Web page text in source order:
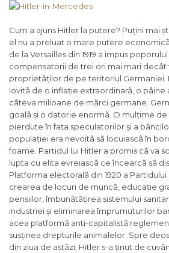
Cum a ajuns Hitler la putere? Puțini mai
el nu a preluat o mare putere
de la Versailles din 1919 a impus
compensatorii de trei ori mai mari
proprietãților de pe teritoriul Germaniei.
lovitã de o inflație extraordinarã, o pâine
câteva milioane de mãrci germane.
goalã și o datorie enormã. O mulțime de
pierdute în fața speculatorilor și a
populației era nevoitã sã locuiascã în
foame. Partidul lui Hitler a promis cã va
lupta cu elita evreiascã ce încearcã sã
Platforma electoralã din 1920 a
crearea de locuri de muncã, educație
pensiilor, îmbunãtãțirea sistemului
industriei și eliminarea împrumuturilor
acea platformã anti-capitalistã
susținea drepturile animalelor. Spre
din ziua de astãzi, Hitler s-a ținut de